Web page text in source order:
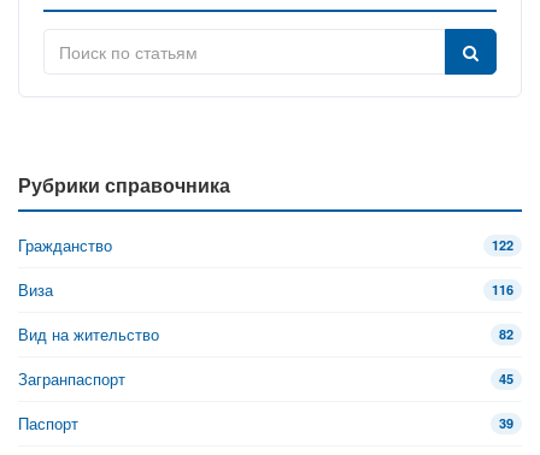
Рубрики справочника
Гражданство 122
Виза 116
Вид на жительство 82
Загранпаспорт 45
Паспорт 39